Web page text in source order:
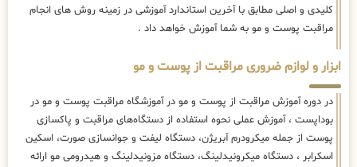
کلیدی و اصلی مطابق با آخرین استاندارد آموزشی در زمینه روش های انجام
مراقبت پوست و مو به شما آموزش خواهد داد .
ابزار و لوازم ضروری مراقبت از پوست و مو
در دوره آموزش مراقبت از پوست و مو در آموزشگاه مراقبت پوست و مو در
بوداپست ، آموزش عملی نحوه استفاده از دستگاه‌های مراقبت و پاکسازی
پوست از جمله میکرودرم آبریژن، دستگاه لیفت و جوانسازی صورت، اسکین
اسکرابر ، دستگاه میکرونیدلینگ، دستگاه مزونیدلینگ و هیدرومی مو ارائه